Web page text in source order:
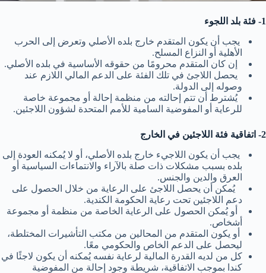
1- فئة بلد اللجوء
يجب أن يكون المتقدم خارج بلده الأصلي وتعرض إلى الحرب
الأهلية أو النزاع المسلح.
إن كان المتقدم محرومًا من حقوقه الأساسية في بلده الأصلي.
يحصل اللاجئ في تلك الفئة على الدعم المالي اللازم عند
وصوله إلى الدولة.
يُشترط أن تتم إحالته من منظمة إحالة أو مجموعة خاصة
للرعاية أو المفوضية السامية للأمم المتحدة لشؤون اللاجئين.
2- اتفاقية فئة اللاجئين في الخارج
يجب أن يكون اللاجيء خارج بلده الأصلي، أو لا يُمكنه العودة إلى
بلده بسبب مشكلات ذات صلة بالآراء والانتماءات السياسية أو
العرق والدين والجنس.
يُمكن أن يحصل اللاجئ على الرعاية من خلال الحصول على
دعم اللاجئين تحت رعاية الحكومة الكندية.
أو يُمكن الحصول على الرعاية الخاصة من منظمة أو مجموعة
أشخاص.
أو يكون المتقدم من المحالين من مكتب التأشيرات المختلطة،
ليحصل على الدعم الخاص والحكومي معًا.
كل من لديه القدرة المالية لرعاية نفسه يُمكنه أن يكون لاجئًا في
كندا بموجب الاتفاقية، شريطة وجود إحالة من المفوضية